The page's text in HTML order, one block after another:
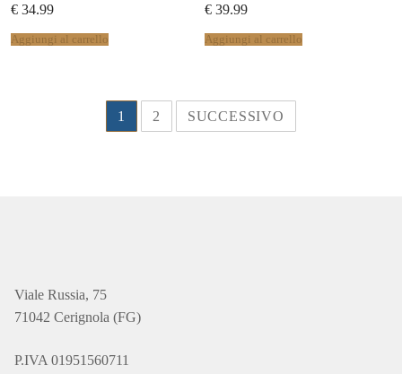
€ 34.99
Aggiungi al carrello
€ 39.99
Aggiungi al carrello
1 2 SUCCESSIVO
Viale Russia, 75
71042 Cerignola (FG)
P.IVA 01951560711